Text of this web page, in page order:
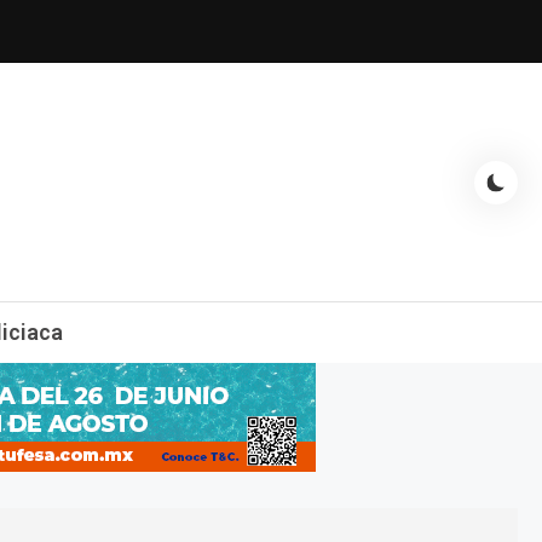
entrevistas con famosos, showbizz, podcast, chismes y